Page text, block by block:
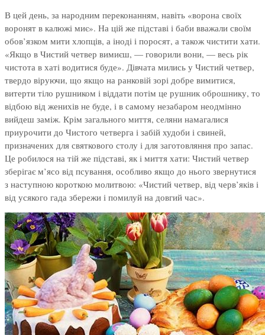
В цей день, за народним переконанням, навіть «ворона своїх
воронят в калюжі миє». На цій же підставі і баби вважали своїм
обов’язком мити хлопців, а іноді і поросят, а також чистити хати.
«Якщо в Чистий четвер вимиєш, — говорили вони, — весь рік
чистота в хаті водитися буде». Дівчата мились у Чистий четвер,
твердо віруючи, що якщо на ранковій зорі добре вимитися,
витерти тіло рушником і віддати потім це рушник оброшнику, то
відбою від женихів не буде, і в самому незабаром неодмінно
вийдеш заміж. Крім загального миття, селяни намагалися
приурочити до Чистого четверга і забій худоби і свиней,
призначених для святкового столу і для заготовляння про запас.
Це робилося на тій же підставі, як і миття хати: Чистий четвер
зберігає м’ясо від псування, особливо якщо до нього звернутися
з наступною короткою молитвою: «Чистий четвер, від черв’яків і
від усякого гада збережи і помилуй на довгий час».